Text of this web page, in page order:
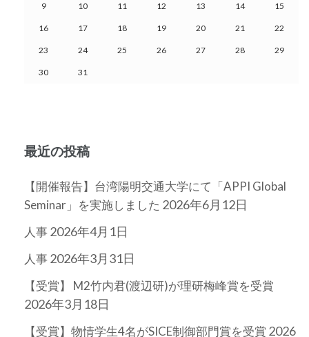
9 10 11 12 13 14 15
16 17 18 19 20 21 22
23 24 25 26 27 28 29
30 31
最近の投稿
【開催報告】台湾陽明交通大学にて「APPI Global
Seminar」を実施しました 2026年6月12日
人事2026年4月1日
人事2026年3月31日
【受賞】 M2竹内君(渡辺研)が理研梅峰賞を受賞
2026年3月18日
【受賞】物情学生4名がSICE制御部門賞を受賞 2026